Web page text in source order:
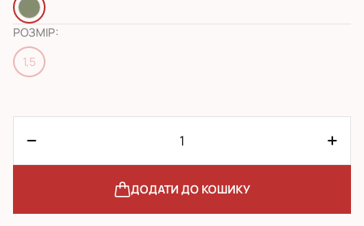
РОЗМІР:
1,5
ДОДАТИ ДО КОШИКУ